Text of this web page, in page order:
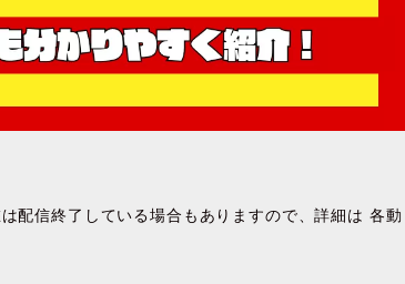
配信終了している場合もありますので、詳細は 各動